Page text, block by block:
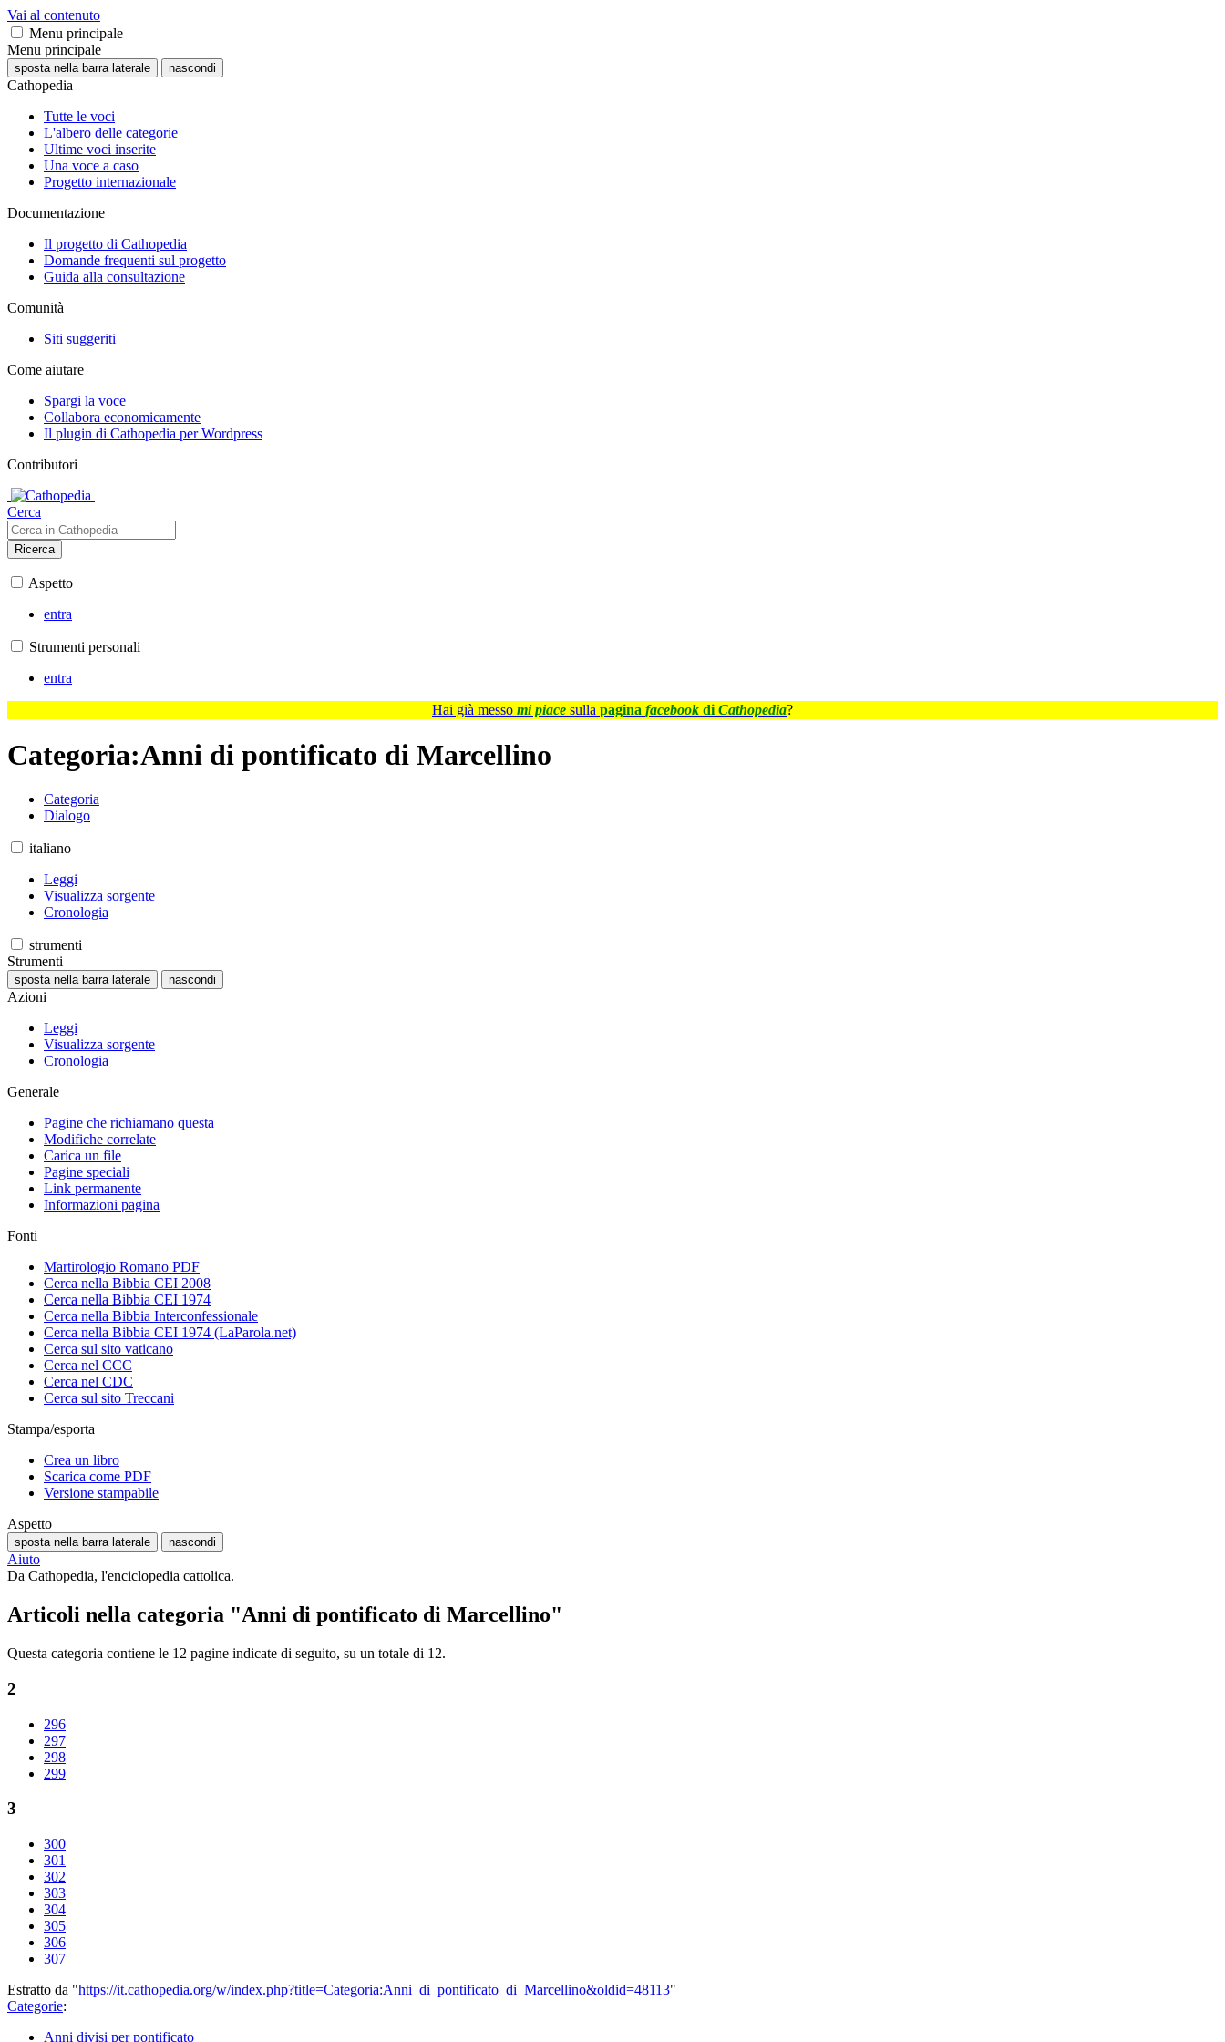
Vai al contenuto
Menu principale
Menu principale
sposta nella barra laterale nascondi
Cathopedia
Tutte le voci
L'albero delle categorie
Ultime voci inserite
Una voce a caso
Progetto internazionale
Documentazione
Il progetto di Cathopedia
Domande frequenti sul progetto
Guida alla consultazione
Comunità
Siti suggeriti
Come aiutare
Spargi la voce
Collabora economicamente
Il plugin di Cathopedia per Wordpress
Contributori
Cerca
Ricerca
Aspetto
entra
Strumenti personali
entra
Hai già messo mi piace sulla pagina facebook di Cathopedia?
Categoria:Anni di pontificato di Marcellino
Categoria
Dialogo
italiano
Leggi
Visualizza sorgente
Cronologia
strumenti
Strumenti
sposta nella barra laterale nascondi
Azioni
Leggi
Visualizza sorgente
Cronologia
Generale
Pagine che richiamano questa
Modifiche correlate
Carica un file
Pagine speciali
Link permanente
Informazioni pagina
Fonti
Martirologio Romano PDF
Cerca nella Bibbia CEI 2008
Cerca nella Bibbia CEI 1974
Cerca nella Bibbia Interconfessionale
Cerca nella Bibbia CEI 1974 (LaParola.net)
Cerca sul sito vaticano
Cerca nel CCC
Cerca nel CDC
Cerca sul sito Treccani
Stampa/esporta
Crea un libro
Scarica come PDF
Versione stampabile
Aspetto
sposta nella barra laterale nascondi
Aiuto
Da Cathopedia, l'enciclopedia cattolica.
Articoli nella categoria "Anni di pontificato di Marcellino"
Questa categoria contiene le 12 pagine indicate di seguito, su un totale di 12.
2
296
297
298
299
3
300
301
302
303
304
305
306
307
Estratto da "https://it.cathopedia.org/w/index.php?title=Categoria:Anni_di_pontificato_di_Marcellino&oldid=48113"
Categorie:
Anni divisi per pontificato